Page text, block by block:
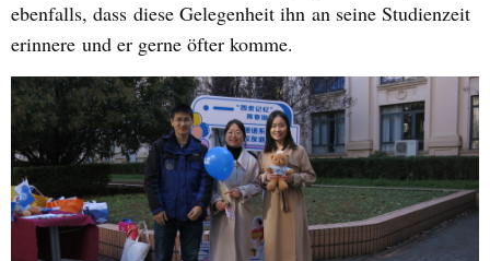
ebenfalls, dass diese Gelegenheit ihn an seine Studienzeit
erinnere und er gerne öfter komme.